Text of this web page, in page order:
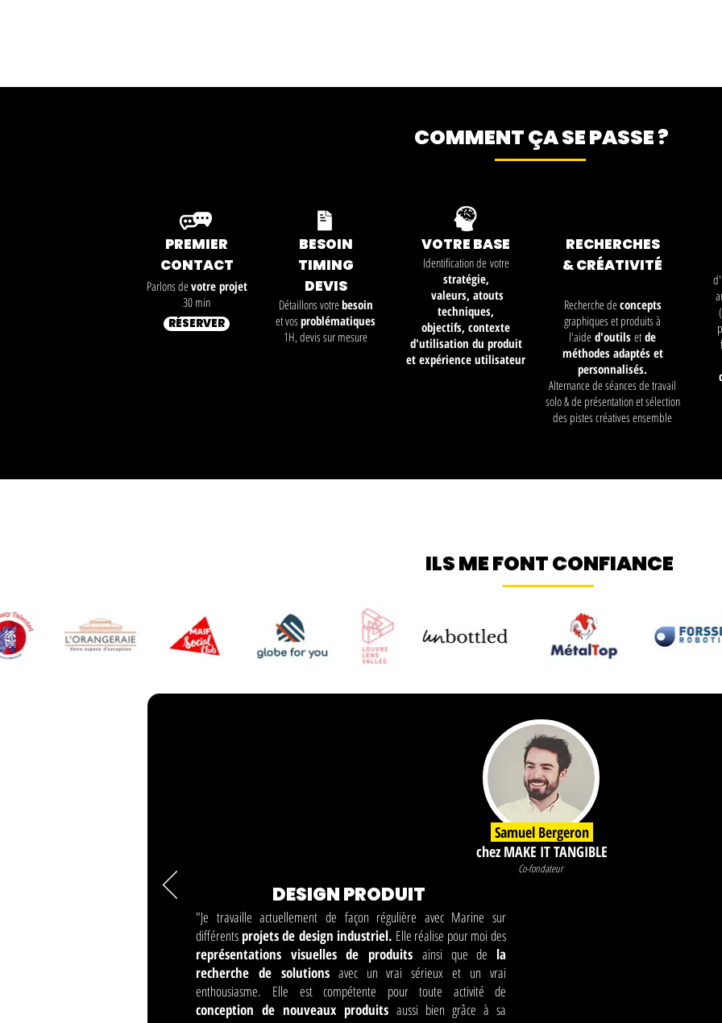
COMMENT ÇA SE PASSE ?
RECHERCHES
& CRÉATIVITÉ
Recherche deconcepts
graphiques et produits à
l'aide d'outils et de
méthodes adaptéset
personnalisés.
Alternance de séances de travail
solo & de présentation et sélection
des pistes créatives ensemble
PREMIER
CONTACT
Parlons devotre projet
30 min
RÉSERVER
BESOIN
TIMING
DEVIS
Détaillons votrebesoin
et vosproblématiques
1H, devis sur mesure
VOTRE BASE
Identification de votre
stratégie,
valeurs, atouts
techniques,
objectifs, contexte
d'utilisation du produit
et expérience utilisateur
ILS ME FONT CONFIANCE
Samuel Bergeron
chez MAKE IT TANGIBLE
Co-fondateur
DESIGN PRODUIT
"Je travaille actuellement de façon régulière avec Marine sur
différents projets de design industriel. Elle réalise pour moi des
représentations visuelles de produits ainsi que de la
recherche de solutions avec un vrai sérieux et un vrai
enthousiasme.
Elle est compétente pour toute activité de
conception de nouveaux produits aussi bien grâce à sa